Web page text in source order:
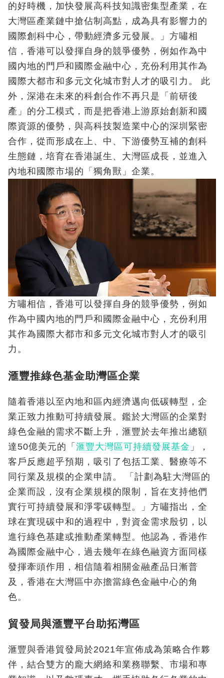
的好時機，加快發展高科技知識密集型產業，在
大灣區產業鏈中搶佔制高點，成為具有影響力的
國際創科中心，帶動經濟多元發展。」方嘯相
信，香港可以發揮自身的競爭優勢，例如作為中
國內地的門戶和國際金融中心，充份利用其作為
國際大都市和多元文化城市對人才的吸引力。 此
外，深港在未來的科創合作不再只是「前研後
產」的分工模式，而是把香港上游原始創新和國
際資源的優勢，與高科技製造業中心的深圳緊密
合作，從而形成在上、中、下游優勢互補的創科
生態鏈，培育在香港誕生、大灣區成長，並進入
內地和國際市場的「獨角獸」企業。
方嘯相信，香港可以發揮自身的競爭優勢，例如
作為中國內地的門戶和國際金融中心，充份利用
其作為國際大都市和多元文化城市對人才的吸引
力。
滙豐推綠色基金助灣區企業
隨着香港以至內地和區內經濟邁向低碳轉型，企
業正致力推動可持續發展。鑑於大灣區的企業對
綠色金融的需求不斷上升，滙豐於去年推出總額
達50億美元的「 滙豐大灣區可持續發展基金 」，
客戶反應超乎預期，吸引了包括工業、醫療等不
同行業及規模的企業申請。 「計劃為駐大灣區的
企業而設，沒有企業規模的限制，旨在支持他們
實行可持續發展和淨零碳轉型。」方嘯指出，全
球在實現碳中和的過程中，對資金需求殷切，以
進行綠色基建或推動產業轉型。他認為，香港作
為國際金融中心，過去幾年在綠色融資方面同樣
發揮牽頭作用，相信隨着相關金融產品日漸普
及，香港在大灣區中亦擔當綠色金融中心的角
色。
貿發局與滙豐平台助拓灣區
滙豐與香港貿發局於2021年宣佈成為策略合作夥
伴，結合雙方的龐大網絡和業務聯繫、市場和專